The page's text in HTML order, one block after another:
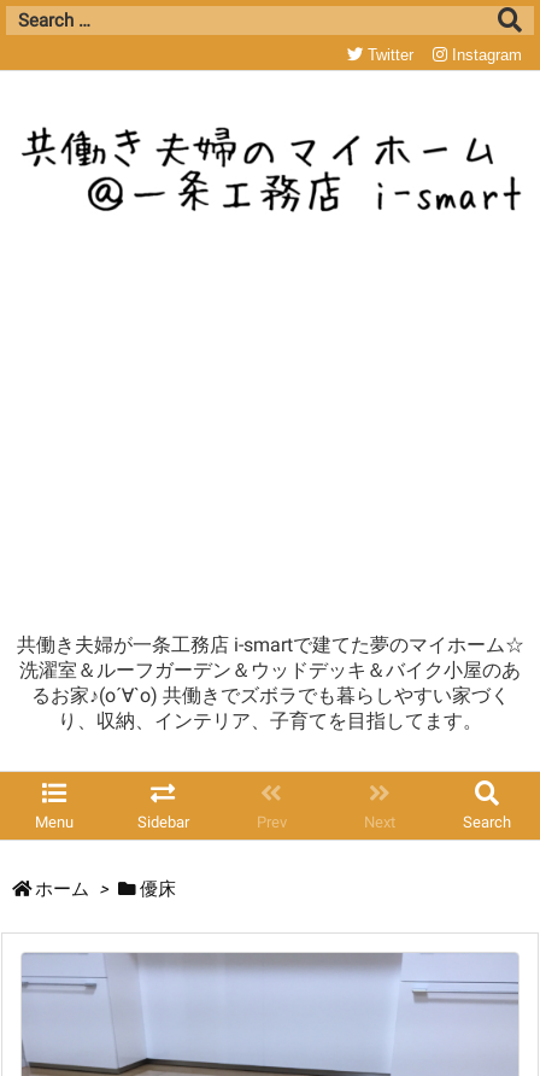
共働き夫婦が一条工務店 i-smartで建てた夢のマイホーム☆
洗濯室＆ルーフガーデン＆ウッドデッキ＆バイク小屋のあ
るお家♪(о´∀`о) 共働きでズボラでも暮らしやすい家づく
り、収納、インテリア、子育てを目指してます。
Menu Sidebar Prev Next Search
Twitter Instagram
ホーム > 優床